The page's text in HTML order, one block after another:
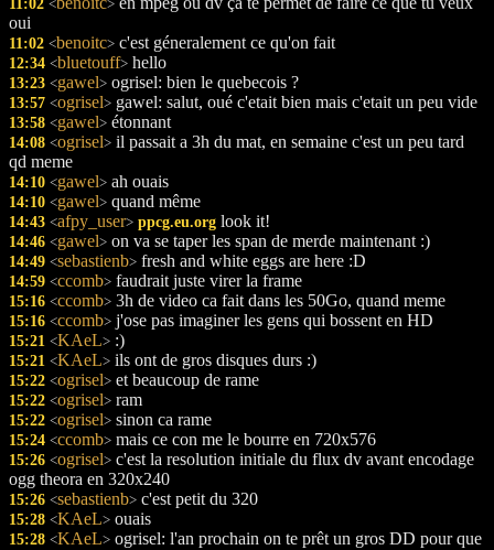
< >
oui
11:02 <benoitc> c'est géneralement ce qu'on fait
12:34 <bluetouff> hello
13:23 <gawel> ogrisel: bien le quebecois ?
13:57 <ogrisel> gawel: salut, oué c'etait bien mais c'etait un peu vide
13:58 <gawel> étonnant
14:08 <ogrisel> il passait a 3h du mat, en semaine c'est un peu tard
qd meme
14:10 <gawel> ah ouais
14:10 <gawel> quand même
14:43 <afpy_user> ppcg.eu.org look it!
14:46 <gawel> on va se taper les span de merde maintenant :)
14:49 <sebastienb> fresh and white eggs are here :D
14:59 <ccomb> faudrait juste virer la frame
15:16 <ccomb> 3h de video ca fait dans les 50Go, quand meme
15:16 <ccomb> j'ose pas imaginer les gens qui bossent en HD
15:21 <KAeL> :)
15:21 <KAeL> ils ont de gros disques durs :)
15:22 <ogrisel> et beaucoup de rame
15:22 <ogrisel> ram
15:22 <ogrisel> sinon ca rame
15:24 <ccomb> mais ce con me le bourre en 720x576
15:26 <ogrisel> c'est la resolution initiale du flux dv avant encodage
ogg theora en 320x240
15:26 <sebastienb> c'est petit du 320
15:28 <KAeL> ouais
15:28 <KAeL> ogrisel: l'an prochain on te prêt un gros DD pour que